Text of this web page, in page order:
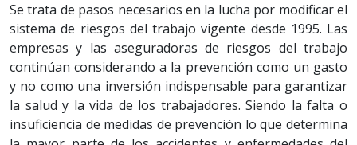
Se trata de pasos necesarios en la lucha por modificar el
sistema de riesgos del trabajo vigente desde 1995. Las
empresas y las aseguradoras de riesgos del trabajo
continúan considerando a la prevención como un gasto
y no como una inversión indispensable para garantizar
la salud y la vida de los trabajadores. Siendo la falta o
insuficiencia de medidas de prevención lo que determina